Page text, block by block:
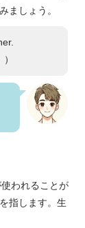
ましょう。
われることが
指します。生